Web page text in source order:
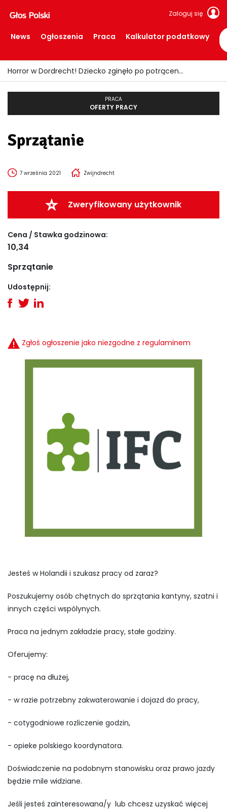
Zaloguj się
News Ogłoszenia Praca Kalkulator podatkowy
Horror w Dordrecht! Dziecko zginęło po potrąceniu przez busa
PRACA
OFERTY PRACY
Sprzątanie
7 września 2021 Zwijndrecht
Zweryfikowany użytkownik
Cena / Stawka godzinowa:
10,34
Sprzątanie
Udostępnij:
Zgłoś ogłoszenie jako niezgodne z regulaminem
Jesteś w Holandii i szukasz pracy od zaraz?
Poszukujemy osób chętnych do sprzątania kantyny, szatni i
innych części wspólynych.
Praca na jednym zakładzie pracy, stałe godziny.
Oferujemy:
- pracę na dłużej,
- w razie potrzebny zakwaterowanie i dojazd do pracy,
- cotygodniowe rozliczenie godzin,
- opieke polskiego koordynatora.
Doświadczenie na podobnym stanowisku oraz prawo jazdy
będzie mile widziane.
Jeśli jesteś zainteresowana/y lub chcesz uzyskać więcej